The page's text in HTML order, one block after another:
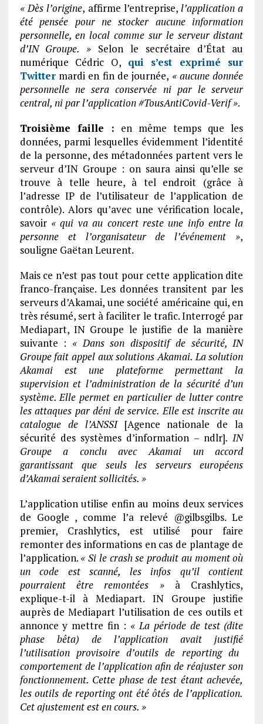
« Des l’origine, affirme l’entreprise,l’application a
etepensee pour ne stocker aucune information
personnelle, en local comme sur le serveur distant
d’IN Groupe. » Selon le secrétaire d’État au
numérique Cédric O, qui s’est exprimé sur
Twittermardi en fin de journée, « aucune donnée
personnelle ne sera conservée ni par le serveur
central, ni par l’application #TousAntiCovid-Verif ».
Troisième faille : en même temps que les
données, parmi lesquelles évidemment l’identité
de la personne, des métadonnées partent vers le
serveur d’IN Groupe : on saura ainsi qu’elle se
trouve à telle heure, à tel endroit (grâce à
l’adresse IP de l’utilisateur de l’application de
contrôle). Alors qu’avec une vérification locale,
savoir « qui va au concert reste une info entre la
personne et l’organisateur de l’événement »,
souligne Gaëtan Leurent.
Mais ce n’est pas tout pour cette application dite
franco-française. Les données transitent par les
serveurs d’Akamai, une société américaine qui, en
très résumé, sert à faciliter le trafic. Interrogé par
Mediapart, IN Groupe le justifie de la manière
suivante : « Dans son dispositif de securite, IN
Groupe fait appel aux solutions Akamai. La solution
Akamai est une plateforme permettant la
supervision et l’administration de la securited’un
systeme. Elle permet en particulier de lutter contre
les attaques par deni de service. Elle est inscrite au
catalogue de l’ANSSI [Agence nationale de la
sécurité des systèmes d’information – ndlr]. IN
Groupe a conclu avec Akamai un accord
garantissant que seuls les serveurs europeens
d’Akamai seraient sollicites. »
L’application utilise enfin au moins deux services
de Google , comme l’a relevé @gilbsgilbs. Le
premier, Crashlytics, est utilisé pour faire
remonter des informations en cas de plantage de
l’application. « Si le crash se produit au moment où
un code est scanné, les infos qu’il contient
pourraient être remontées »à Crashlytics,
explique-t-il à Mediapart. IN Groupe justifie
auprès de Mediapart l’utilisation de ces outils et
annonce y mettre fin : « La periode de test (dite
phase bêta) de l’application avait justifie
l’utilisation provisoire d’outils de reporting du
comportement de l’application afin de reajuster son
fonctionnement. Cette phase de test etant achevee,
les outils de reporting ont eteotes de l’application.
Cet ajustement est en cours. »